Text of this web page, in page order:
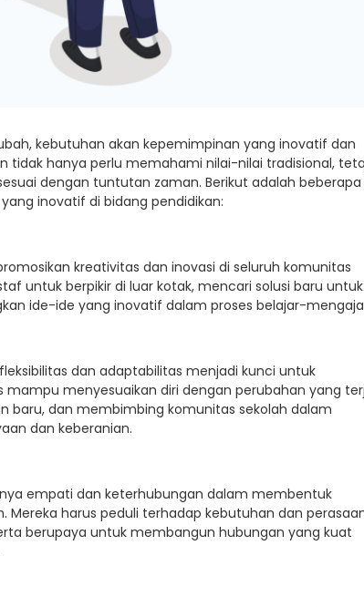
kebutuhan akan kepemimpinan yang inovatif dan
tidak hanya perlu memahami nilai-nilai tradisional,
dengan tuntutan zaman. Berikut adalah beberapa
inovatif di bidang pendidikan:
kreativitas dan inovasi di seluruh komunitas
untuk berpikir di luar kotak, mencari solusi baru untuk
ide-ide yang inovatif dalam proses belajar-
dan adaptabilitas menjadi kunci untuk
mampu menyesuaikan diri dengan perubahan yang
dan membimbing komunitas sekolah dalam
dan keberanian.
empati dan keterhubungan dalam membentuk
Mereka harus peduli terhadap kebutuhan dan
berupaya untuk membangun hubungan yang kuat